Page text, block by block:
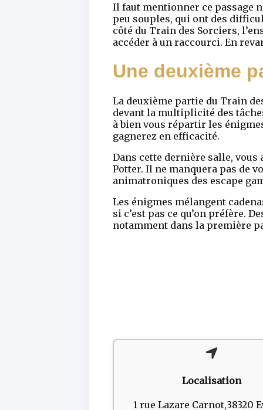
Il faut mentionner ce passage
peu souples, qui ont des
côté du Train des Sorciers,
accéder à un raccourci. En
Une deuxième
La deuxième partie du Train
devant la multiplicité des
à bien vous répartir les
gagnerez en efficacité.
Dans cette dernière salle,
Potter. Il ne manquera pas de
animatroniques des escape
Les énigmes mélangent
si c’est pas ce qu’on préfère.
notamment dans la première
Localisation
1 rue Lazare Carnot,38320